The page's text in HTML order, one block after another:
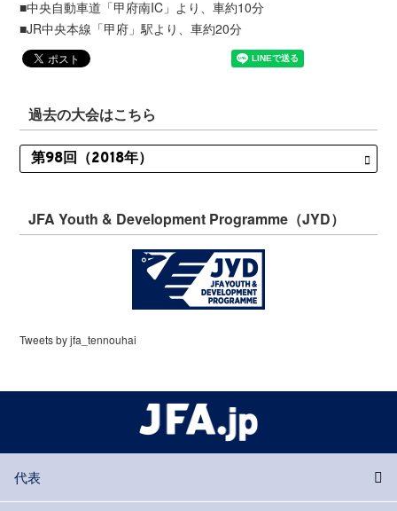
■中央自動車道「甲府南IC」より、車約10分
■JR中央本線「甲府」駅より、車約20分
過去の大会はこちら
JFA Youth & Development Programme（JYD）
Tweets by jfa_tennouhai
代表